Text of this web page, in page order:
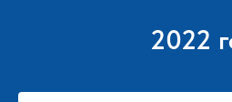
2022